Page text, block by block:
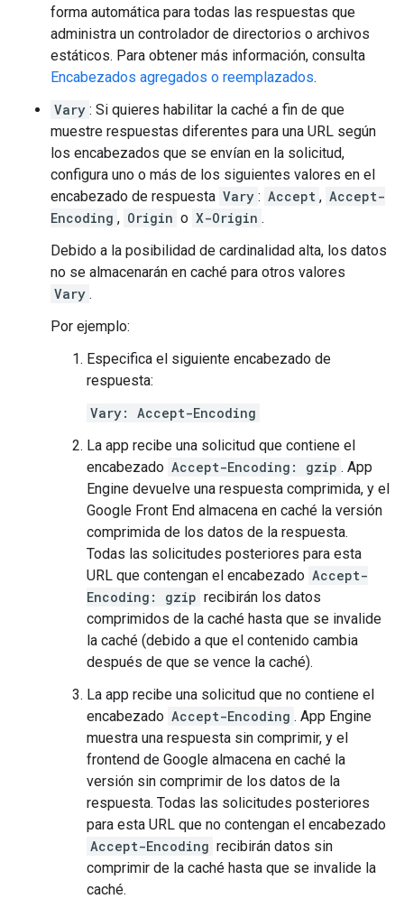
forma automática para todas las respuestas que
administra un controlador de directorios o archivos
estáticos. Para obtener más información, consulta
Encabezados agregados o reemplazados.
Vary : Si quieres habilitar la caché a fin de que
muestre respuestas diferentes para una URL según
los encabezados que se envían en la solicitud,
configura uno o más de los siguientes valores en el
encabezado de respuesta Vary : Accept , Accept-
Encoding , Origin o X-Origin .
Debido a la posibilidad de cardinalidad alta, los datos
no se almacenarán en caché para otros valores
Vary .
Por ejemplo:
Especifica el siguiente encabezado de
respuesta:
Vary: Accept-Encoding
La app recibe una solicitud que contiene el
encabezado Accept-Encoding: gzip . App
Engine devuelve una respuesta comprimida, y el
Google Front End almacena en caché la versión
comprimida de los datos de la respuesta.
Todas las solicitudes posteriores para esta
URL que contengan el encabezado Accept-
Encoding: gzip recibirán los datos
comprimidos de la caché hasta que se invalide
la caché (debido a que el contenido cambia
después de que se vence la caché).
La app recibe una solicitud que no contiene el
encabezado Accept-Encoding . App Engine
muestra una respuesta sin comprimir, y el
frontend de Google almacena en caché la
versión sin comprimir de los datos de la
respuesta. Todas las solicitudes posteriores
para esta URL que no contengan el encabezado
Accept-Encoding recibirán datos sin
comprimir de la caché hasta que se invalide la
caché.